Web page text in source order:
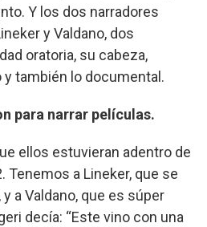
Y los dos narradores
y Valdano, dos
oratoria, su cabeza,
también lo documental.
para narrar películas.
ellos estuvieran adentro de
Tenemos a Lineker, que se
a Valdano, que es súper
decía: “Este vino con una